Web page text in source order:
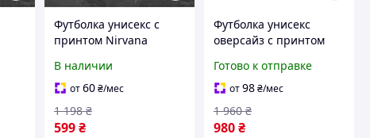
Футболка унисекс с
принтом Nirvana
Оверсайз черная S
В наличии
от60 ₴/мес
599 ₴
1 198 ₴
Футболка унисекс
оверсайз с принтом
черная
Готово к отправке
от98₴/мес
980₴
1 960 ₴